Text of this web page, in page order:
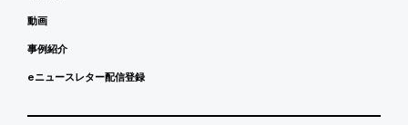
動画
事例紹介
eニュースレター配信登録